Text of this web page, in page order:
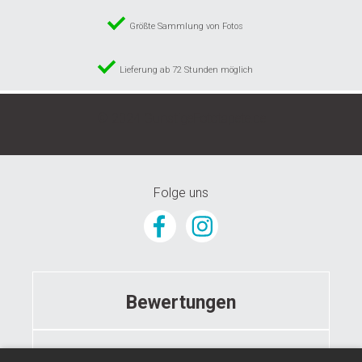
Größte Sammlung von Fotos
Lieferung ab 72 Stunden möglich
Folge uns
Bewertungen